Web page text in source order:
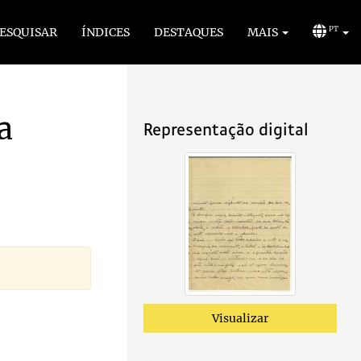
ÍNDICES DESTAQUES MAIS PT
Representação digital
Visualizar